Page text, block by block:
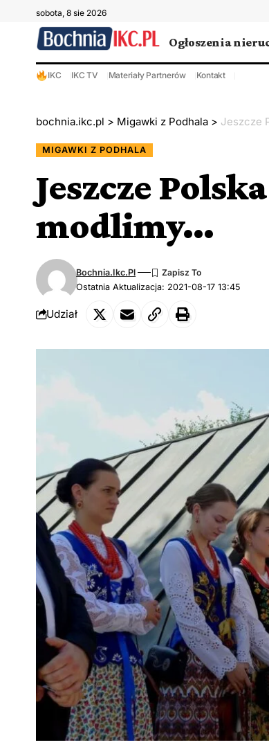
sobota, 8 sie 2026
Ogłoszenia
IKC IKC TV Materiały Partnerów Kontakt
bochnia.ikc.pl > Migawki z Podhala > Jeszcze
MIGAWKI Z PODHALA
Jeszcze
modlimy…
Ostatnia Aktualizacja: 2021-08-17 13:45
Bochnia.ikc.pl
Udział